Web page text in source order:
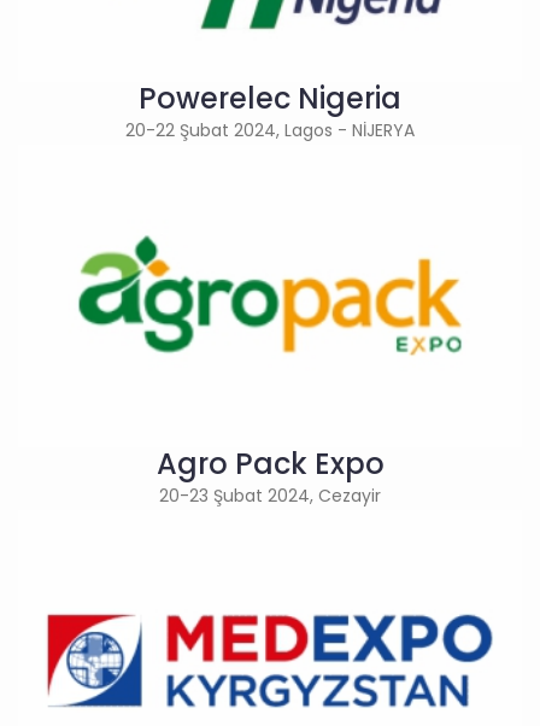
Powerelec Nigeria
20-22 Şubat 2024, Lagos - NİJERYA
Agro Pack Expo
20-23 Şubat 2024, Cezayir